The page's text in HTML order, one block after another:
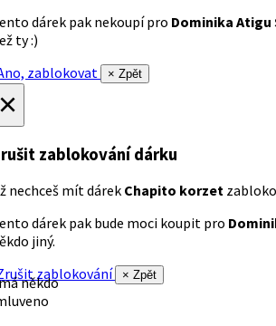
dárek pak nekoupí pro Dominika
ty :)
zablokovat
× Zpět
zablokování dárku
nechceš mít dárek Chapito korzet
dárek pak bude moci koupit pro
jiný.
zablokování
× Zpět
někdo